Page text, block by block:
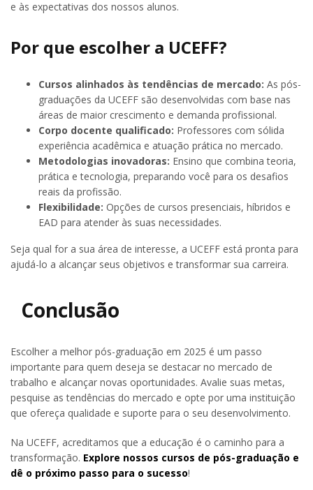
e às expectativas dos nossos alunos.
Por que escolher a UCEFF?
Cursos alinhados às tendências de mercado: As pós-
graduações da UCEFF são desenvolvidas com base nas
áreas de maior crescimento e demanda profissional.
Corpo docente qualificado: Professores com sólida
experiência acadêmica e atuação prática no mercado.
Metodologias inovadoras: Ensino que combina teoria,
prática e tecnologia, preparando você para os desafios
reais da profissão.
Flexibilidade: Opções de cursos presenciais, híbridos e
EAD para atender às suas necessidades.
Seja qual for a sua área de interesse, a UCEFF está pronta para
ajudá-lo a alcançar seus objetivos e transformar sua carreira.
Conclusão
Escolher a melhor pós-graduação em 2025 é um passo
importante para quem deseja se destacar no mercado de
trabalho e alcançar novas oportunidades. Avalie suas metas,
pesquise as tendências do mercado e opte por uma instituição
que ofereça qualidade e suporte para o seu desenvolvimento.
Na UCEFF, acreditamos que a educação é o caminho para a
transformação. Explore nossos cursos de pós-graduação e
dê o próximo passo para o sucesso!